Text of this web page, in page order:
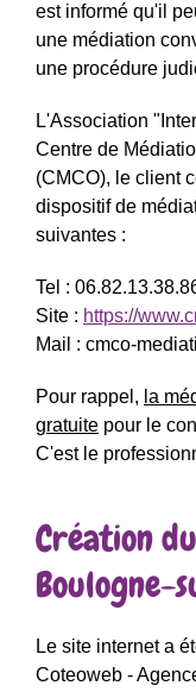
est informé qu'il
une médiation
une procédure
L'Association
Centre de
(CMCO), le client
dispositif de
suivantes :
Tel :
Site : https://
Mail : cmco-
Pour rappel, la
gratuite pour le
C'est le
Création
Boulogne-
Le site internet a
Coteoweb -